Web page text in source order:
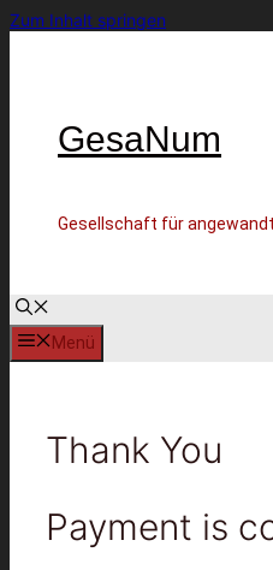
Zum Inhalt springen
GesaNum
Gesellschaft für
Menü
Thank You
Payment is